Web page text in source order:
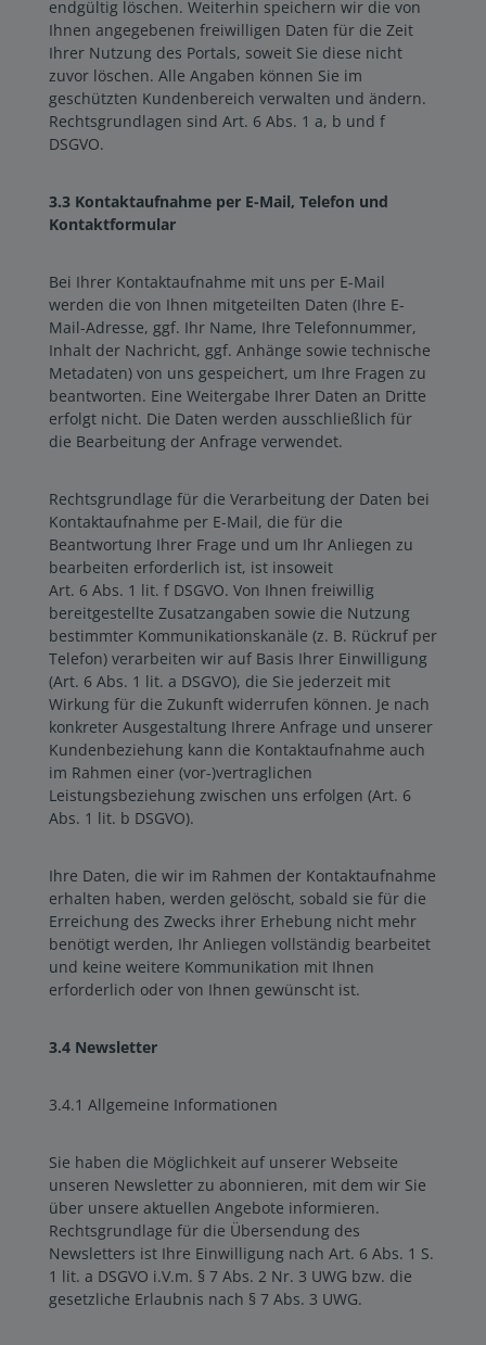
endgültig löschen. Weiterhin speichern wir die von
Ihnen angegebenen freiwilligen Daten für die Zeit
Ihrer Nutzung des Portals, soweit Sie diese nicht
zuvor löschen. Alle Angaben können Sie im
geschützten Kundenbereich verwalten und ändern.
Rechtsgrundlagen sind Art. 6 Abs. 1 a, b und f
DSGVO.
3.3 Kontaktaufnahme per E-Mail, Telefon und
Kontaktformular
Bei Ihrer Kontaktaufnahme mit uns per E-Mail
werden die von Ihnen mitgeteilten Daten (Ihre E-
Mail-Adresse, ggf. Ihr Name, Ihre Telefonnummer,
Inhalt der Nachricht, ggf. Anhänge sowie technische
Metadaten) von uns gespeichert, um Ihre Fragen zu
beantworten. Eine Weitergabe Ihrer Daten an Dritte
erfolgt nicht. Die Daten werden ausschließlich für
die Bearbeitung der Anfrage verwendet.
Rechtsgrundlage für die Verarbeitung der Daten bei
Kontaktaufnahme per E-Mail, die für die
Beantwortung Ihrer Frage und um Ihr Anliegen zu
bearbeiten erforderlich ist, ist insoweit
Art. 6 Abs. 1 lit. f DSGVO. Von Ihnen freiwillig
bereitgestellte Zusatzangaben sowie die Nutzung
bestimmter Kommunikationskanäle (z. B. Rückruf per
Telefon) verarbeiten wir auf Basis Ihrer Einwilligung
(Art. 6 Abs. 1 lit. a DSGVO), die Sie jederzeit mit
Wirkung für die Zukunft widerrufen können. Je nach
konkreter Ausgestaltung Ihrere Anfrage und unserer
Kundenbeziehung kann die Kontaktaufnahme auch
im Rahmen einer (vor-)vertraglichen
Leistungsbeziehung zwischen uns erfolgen (Art. 6
Abs. 1 lit. b DSGVO).
Ihre Daten, die wir im Rahmen der Kontaktaufnahme
erhalten haben, werden gelöscht, sobald sie für die
Erreichung des Zwecks ihrer Erhebung nicht mehr
benötigt werden, Ihr Anliegen vollständig bearbeitet
und keine weitere Kommunikation mit Ihnen
erforderlich oder von Ihnen gewünscht ist.
3.4 Newsletter
3.4.1 Allgemeine Informationen
Sie haben die Möglichkeit auf unserer Webseite
unseren Newsletter zu abonnieren, mit dem wir Sie
über unsere aktuellen Angebote informieren.
Rechtsgrundlage für die Übersendung des
Newsletters ist Ihre Einwilligung nach Art. 6 Abs. 1 S.
1 lit. a DSGVO i.V.m. § 7 Abs. 2 Nr. 3 UWG bzw. die
gesetzliche Erlaubnis nach § 7 Abs. 3 UWG.